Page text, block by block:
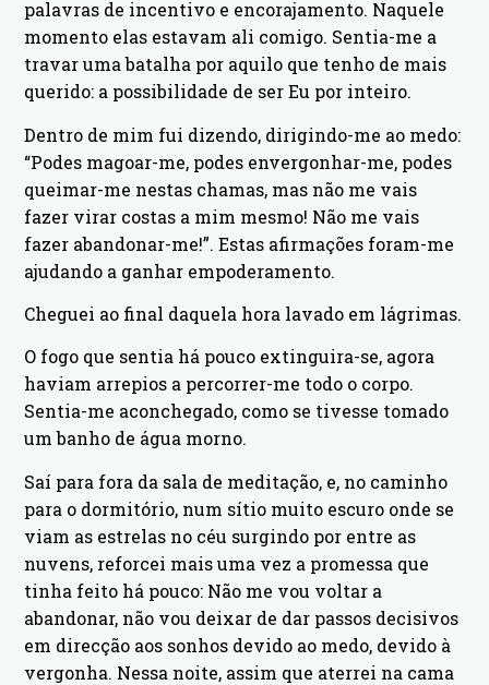
palavras de incentivo e encorajamento. Naquele
momento elas estavam ali comigo. Sentia-me a
travar uma batalha por aquilo que tenho de mais
querido: a possibilidade de ser Eu por inteiro.
Dentro de mim fui dizendo, dirigindo-me ao medo:
“Podes magoar-me, podes envergonhar-me, podes
queimar-me nestas chamas, mas não me vais
fazer virar costas a mim mesmo! Não me vais
fazer abandonar-me!”. Estas afirmações foram-me
ajudando a ganhar empoderamento.
Cheguei ao final daquela hora lavado em lágrimas.
O fogo que sentia há pouco extinguira-se, agora
haviam arrepios a percorrer-me todo o corpo.
Sentia-me aconchegado, como se tivesse tomado
um banho de água morno.
Saí para fora da sala de meditação, e, no caminho
para o dormitório, num sítio muito escuro onde se
viam as estrelas no céu surgindo por entre as
nuvens, reforcei mais uma vez a promessa que
tinha feito há pouco: Não me vou voltar a
abandonar, não vou deixar de dar passos decisivos
em direcção aos sonhos devido ao medo, devido à
vergonha. Nessa noite, assim que aterrei na cama